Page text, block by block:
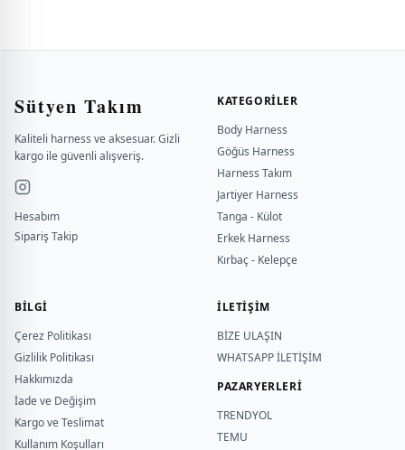
Sütyen Takım
Kaliteli harness ve aksesuar. Gizli
kargo ile güvenli alışveriş.
Hesabım
Sipariş Takip
KATEGORILER
Body Harness
Göğüs Harness
Harness Takım
Jartiyer Harness
Tanga - Külot
Erkek Harness
Kırbaç - Kelepçe
BILGI
Çerez Politikası
Gizlilik Politikası
Hakkımızda
İade ve Değişim
Kargo ve Teslimat
Kullanım Koşulları
İLETİŞİM
BİZE ULAŞIN
WHATSAPP İLETİŞİM
PAZARYERLERİ
TRENDYOL
TEMU